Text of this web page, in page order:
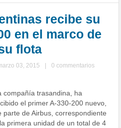
recibe su
en el marco de
flota
03, 2015
0 commentarios
compañía trasandina, ha
el primer A-330-200 nuevo,
parte de Airbus, correspondiente
primera unidad de un total de 4